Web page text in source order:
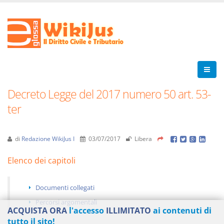
Decreto Legge del 2017 numero 50 art. 53-
ter
di Redazione WikiJus I 03/07/2017 Libera
Elenco dei capitoli
Documenti collegati
Percorsi argomentali
ACQUISTA ORA l'accesso ILLIMITATO ai contenuti di
tutto il sito!